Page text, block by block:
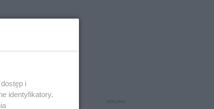
i
identyfikatory,